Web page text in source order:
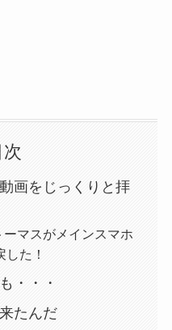
次
画をじっくりと拝
ーマスがメインスマホ
た！
・・・
たんだ